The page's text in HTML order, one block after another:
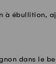
à ébullition,
dans le